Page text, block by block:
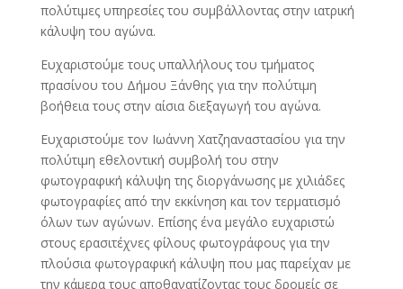
πολύτιμες υπηρεσίες του συμβάλλοντας στην ιατρική
κάλυψη του αγώνα.
Ευχαριστούμε τους υπαλλήλους του τμήματος
πρασίνου του Δήμου Ξάνθης για την πολύτιμη
βοήθεια τους στην αίσια διεξαγωγή του αγώνα.
Ευχαριστούμε τον Ιωάννη Χατζηαναστασίου για την
πολύτιμη εθελοντική συμβολή του στην
φωτογραφική κάλυψη της διοργάνωσης με χιλιάδες
φωτογραφίες από την εκκίνηση και τον τερματισμό
όλων των αγώνων. Επίσης ένα μεγάλο ευχαριστώ
στους ερασιτέχνες φίλους φωτογράφους για την
πλούσια φωτογραφική κάλυψη που μας παρείχαν με
την κάμερα τους αποθανατίζοντας τους δρομείς σε